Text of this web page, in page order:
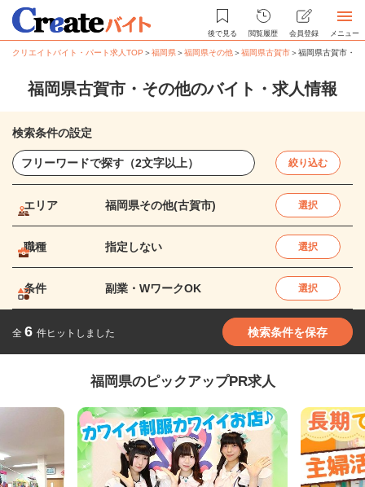
後で見る 閲覧履歴 会員登録 メニュー
クリエイトバイト・パート求人TOP ＞福岡県＞福岡県その他＞福岡県古賀市＞福岡県古賀市・
福岡県古賀市・その他のバイト・求人情報
検索条件の設定
絞り込む
エリア 福岡県その他(古賀市) 選択
職種 指定しない 選択
条件 副業・WワークOK 選択
全 6 件ヒットしました 検索条件を保存
福岡県のピックアップPR求人